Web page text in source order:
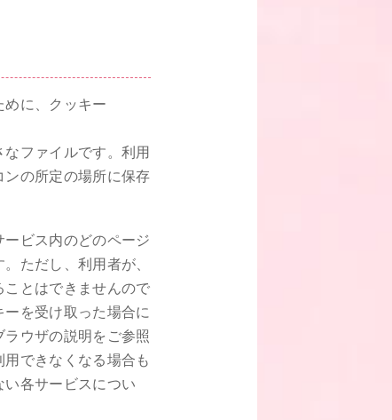
に、クッキー
ファイルです。利用
の所定の場所に保存
ビス内のどのページ
ただし、利用者が、
とはできませんので
を受け取った場合に
ウザの説明をご参照
できなくなる場合も
各サービスについ